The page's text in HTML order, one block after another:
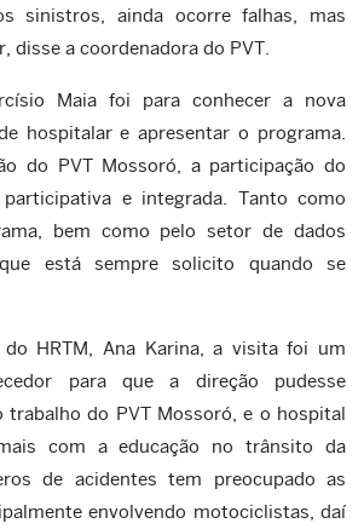
sinistros, ainda ocorre falhas, mas
disse a coordenadora do PVT.
Maia foi para conhecer a nova
hospitalar e apresentar o programa.
do PVT Mossoró, a participação do
e integrada. Tanto como
bem como pelo setor de dados
está sempre solicito quando se
HRTM, Ana Karina, a visita foi um
para que a direção pudesse
trabalho do PVT Mossoró, e o hospital
com a educação no trânsito da
de acidentes tem preocupado as
envolvendo motociclistas, daí